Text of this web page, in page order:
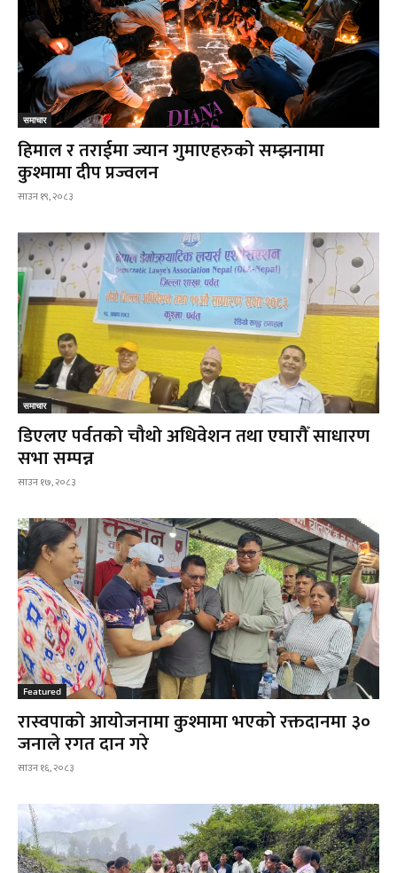
समाचार
हिमाल र तराईमा ज्यान गुमाएहरुको सम्झनामा
कुश्मामा दीप प्रज्वलन
साउन १९, २०८३
समाचार
डिएलए पर्वतको चौथो अधिवेशन तथा एघारौँ साधारण
सभा सम्पन्न
साउन १७, २०८३
Featured
रास्वपाको आयोजनामा कुश्मामा भएको रक्तदानमा ३०
जनाले रगत दान गरे
साउन १६, २०८३